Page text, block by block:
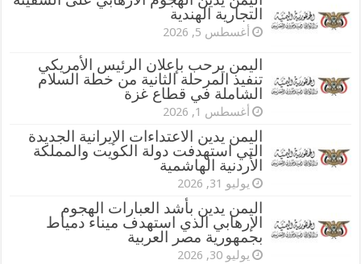
التجارية الهندية
أغسطس 5, 2026
اليمن يرحب بإعلان الرئيس الأمريكي
تنفيذ المرحلة الثانية من خطة السلام
الشاملة في قطاع غزة
أغسطس 1, 2026
اليمن يدين الاعتداءات الإيرانية الجديدة
التي استهدفت دولة الكويت والمملكة
الأردنية الهاشمية
يوليو 31, 2026
اليمن يدين بأشد العبارات الهجوم
الإرهابي الذي استهدف ميناء دمياط
بجمهورية مصر العربية
يوليو 30, 2026